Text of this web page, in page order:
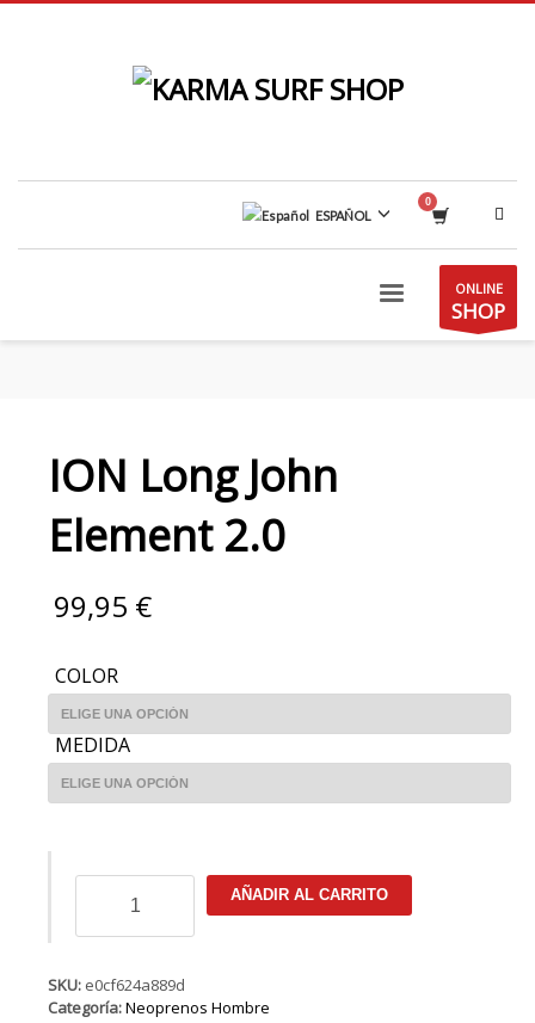
ESPAÑOL
ONLINE
SHOP
ION Long John
Element 2.0
99,95 €
COLOR
MEDIDA
ION
John
2.0
cantidad
AÑADIR AL CARRITO
SKU: e0cf624a889d
Categoría:Neoprenos Hombre